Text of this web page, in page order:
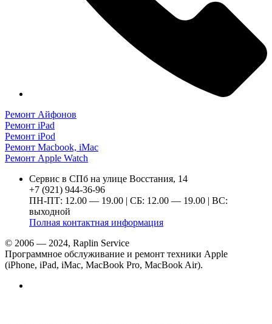
Ремонт Айфонов
Ремонт iPad
Ремонт iPod
Ремонт Macbook, iMac
Ремонт Apple Watch
Сервис в СПб на улице Восстания, 14
+7 (921) 944-36-96
ПН-ПТ: 12.00 — 19.00 | СБ: 12.00 — 19.00 | ВС:
выходной
Полная контактная информация
© 2006 — 2024, Raplin Service
Программное обслуживание и ремонт техники Apple
(iPhone, iPad, iMac, MacBook Pro, MacBook Air).